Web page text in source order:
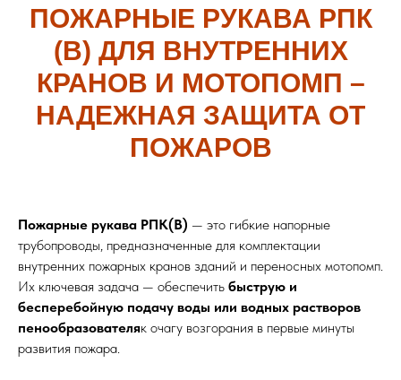
ПОЖАРНЫЕ РУКАВА РПК
(В) ДЛЯ ВНУТРЕННИХ
КРАНОВ И МОТОПОМП –
НАДЕЖНАЯ ЗАЩИТА ОТ
ПОЖАРОВ
Пожарные рукава РПК(В) — это гибкие напорные
трубопроводы, предназначенные для комплектации
внутренних пожарных кранов зданий и переносных мотопомп.
Их ключевая задача — обеспечить быструю и
бесперебойную подачу воды или водных растворов
пенообразователяк очагу возгорания в первые минуты
развития пожара.